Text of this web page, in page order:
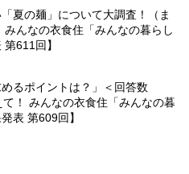
夏の麺」について大調査！（ま
みんなの衣食住「みんなの暮らし
611回】
めるポイントは？」＜回答数
！ みんなの衣食住「みんなの暮
表 第609回】